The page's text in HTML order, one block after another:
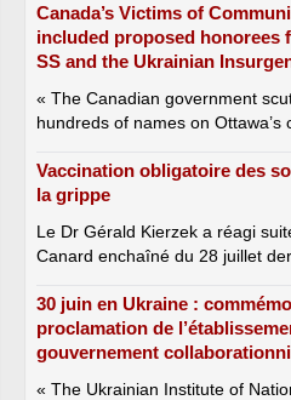
Canada’s Victims of
included proposed honorees
SS and the Ukrainian
« The Canadian government
hundreds of names on
Vaccination obligatoire des
la grippe
Le Dr Gérald Kierzek a réagi
Canard enchaîné du 28 juillet
30 juin en Ukraine :
proclamation de
gouvernement
« The Ukrainian Institute of